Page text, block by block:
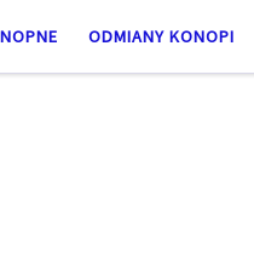
ODMIANY KONOPI